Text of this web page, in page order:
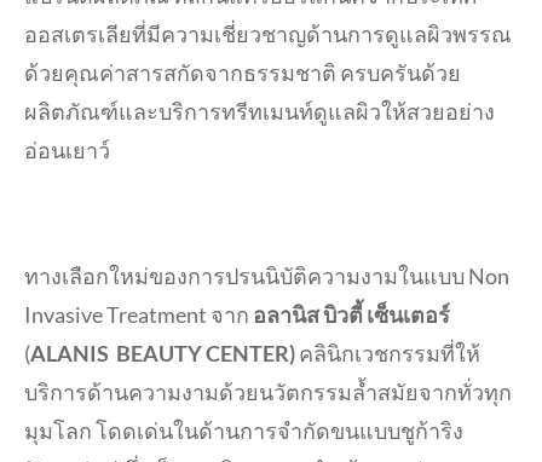
ออสเตรเลียที่มีความเชี่ยวชาญด้านการดูแลผิวพรรณ
ด้วยคุณค่าสารสกัดจากธรรมชาติ ครบครันด้วย
ผลิตภัณฑ์และบริการทรีทเมนท์ดูแลผิวให้สวยอย่าง
อ่อนเยาว์
ทางเลือกใหม่ของการปรนนิบัติความงามในแบบ Non
Invasive Treatment จาก อลานิส บิวตี้ เซ็นเตอร์
(ALANIS BEAUTY CENTER)คลินิกเวชกรรมที่ให้
บริการด้านความงามด้วยนวัตกรรมล้ำสมัยจากทั่วทุก
มุมโลก โดดเด่นในด้านการจำกัดขนแบบชูก้าริง